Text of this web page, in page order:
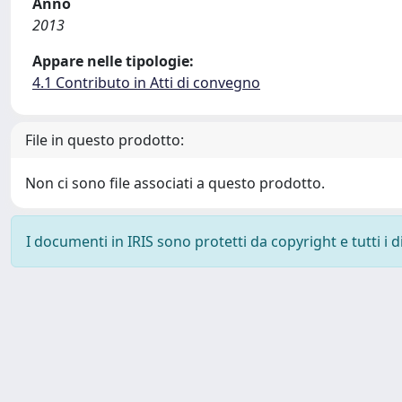
2013
Appare nelle tipologie:
4.1 Contributo in Atti di convegno
File in questo prodotto:
Non ci sono file associati a questo prodotto.
I documenti in IRIS sono protetti da copyright e tutti i